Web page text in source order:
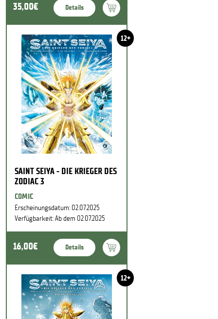
35,00€ Details
12+
SAINT SEIYA - DIE KRIEGER DES
ZODIAC 3
COMIC
Erscheinungsdatum: 02.07.2025
Verfügbarkeit: Ab dem 02.07.2025
16,00€ Details
12+